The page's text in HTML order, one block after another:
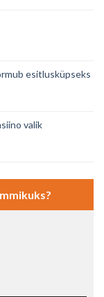
esitlusküpseks
valik